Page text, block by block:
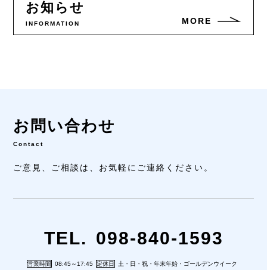
お知らせ
INFORMATION MORE
お問い合わせ
Contact
ご意見、ご相談は、 お気軽にご連絡ください。
TEL. 098-840-1593
営業時間 08:45～17:45 定休日 土・日・祝・年末年始・ゴールデンウイーク